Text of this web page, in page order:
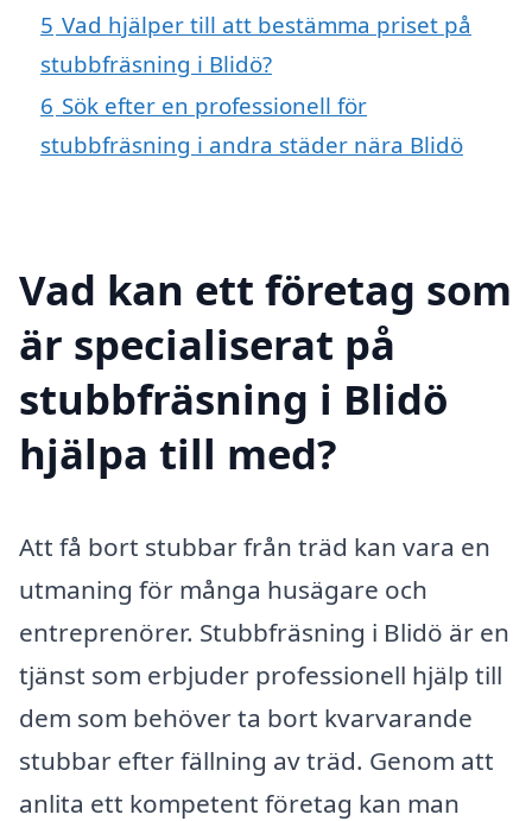
5 Vad hjälper till att bestämma priset på
stubbfräsning i Blidö?
6 Sök efter en professionell för
stubbfräsning i andra städer nära Blidö
Vad kan ett företag som
är specialiserat på
stubbfräsning i Blidö
hjälpa till med?
Att få bort stubbar från träd kan vara en
utmaning för många husägare och
entreprenörer. Stubbfräsning i Blidö är en
tjänst som erbjuder professionell hjälp till
dem som behöver ta bort kvarvarande
stubbar efter fällning av träd. Genom att
anlita ett kompetent företag kan man